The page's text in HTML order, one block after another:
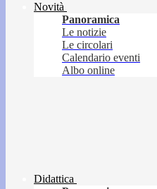
Novità
Panoramica
Le notizie
Le circolari
Calendario eventi
Albo online
Didattica